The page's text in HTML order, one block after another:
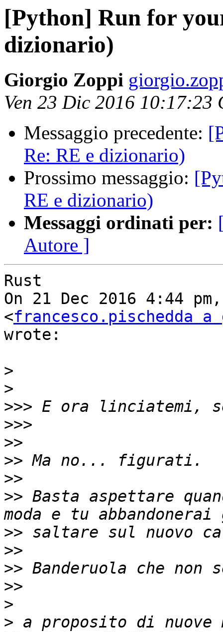
[Python] Run for
dizionario)
Giorgio Zoppi
Ven 23 Dic 2016 10:17:23
Messaggio precedente:
Re: RE e dizionario)
Prossimo messaggio:
RE e dizionario)
Messaggi ordinati per:
Autore ]
Rust
On 21 Dec 2016 4:44
<francesco.pischedda a
wrote:
>
>
>>>
>>>
>>
>>
>>
>> Basta aspettare
>>
>>
>>
>>
>
> a proposito di nuove